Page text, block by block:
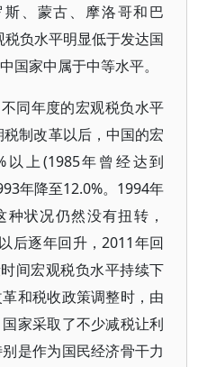
、蒙古、摩洛哥和巴
负水平明显低于发达国
国家中属于中等水平。
同年度的宏观税负水平
制改革以后，中国的宏
上(1985年曾经达到
年降至12.0%。1994年
状况仍然没有扭转，
后逐年回升，2011年回
间宏观税负水平持续下
和税收政策调整时，由
家采取了不少减税让利
是作为国民经济骨干力